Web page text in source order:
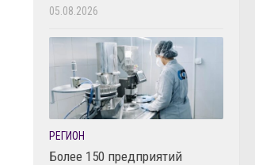
05.08.2026
РЕГИОН
Более 150 предприятий